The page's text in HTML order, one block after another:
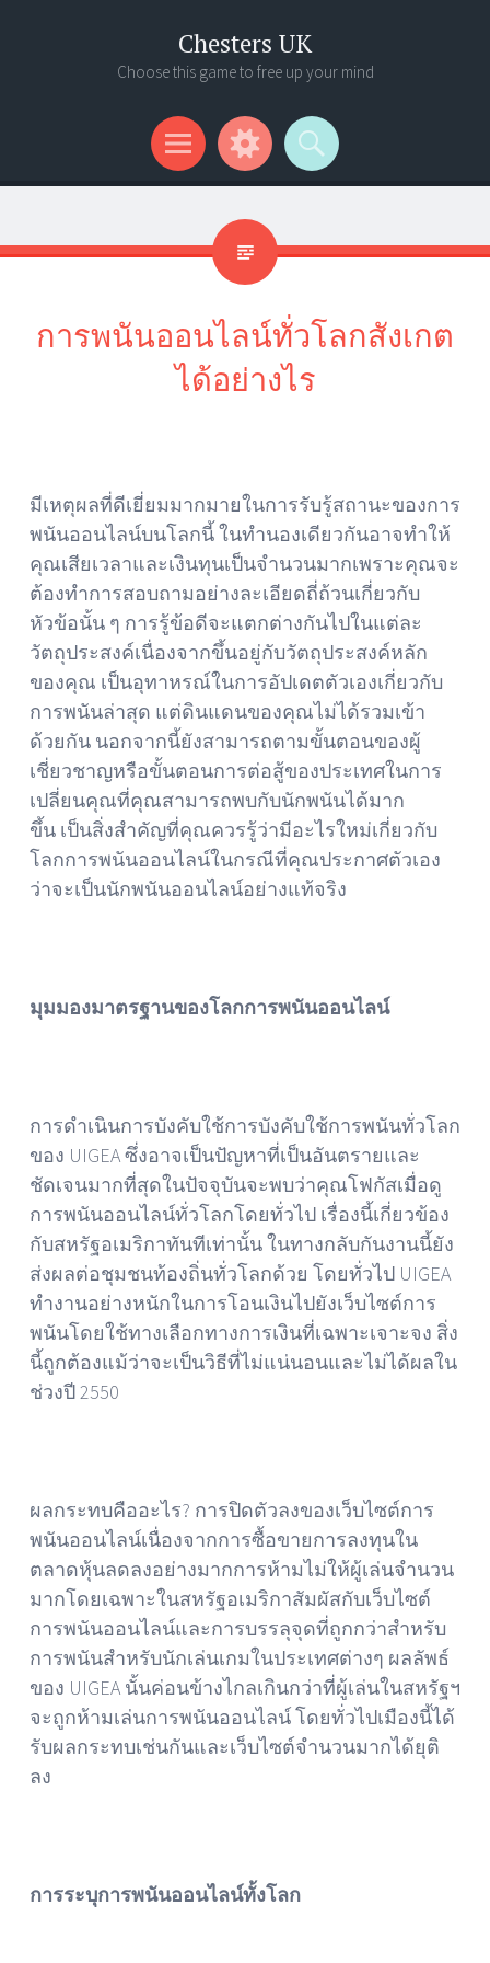
Chesters UK
Choose this game to free up your mind
Menu
Widgets
Search
การพนันออนไลน์ทั่วโลกสังเกต
ได้อย่างไร
มีเหตุผลที่ดีเยี่ยมมากมายในการรับรู้สถานะของการ
พนันออนไลน์บนโลกนี้ ในทำนองเดียวกันอาจทำให้
คุณเสียเวลาและเงินทุนเป็นจำนวนมากเพราะคุณจะ
ต้องทำการสอบถามอย่างละเอียดถี่ถ้วนเกี่ยวกับ
หัวข้อนั้น ๆ การรู้ข้อดีจะแตกต่างกันไปในแต่ละ
วัตถุประสงค์เนื่องจากขึ้นอยู่กับวัตถุประสงค์หลัก
ของคุณ เป็นอุทาหรณ์ในการอัปเดตตัวเองเกี่ยวกับ
การพนันล่าสุด แต่ดินแดนของคุณไม่ได้รวมเข้า
ด้วยกัน นอกจากนี้ยังสามารถตามขั้นตอนของผู้
เชี่ยวชาญหรือขั้นตอนการต่อสู้ของประเทศในการ
เปลี่ยนคุณที่คุณสามารถพบกับนักพนันได้มาก
ขึ้น เป็นสิ่งสำคัญที่คุณควรรู้ว่ามีอะไรใหม่เกี่ยวกับ
โลกการพนันออนไลน์ในกรณีที่คุณประกาศตัวเอง
ว่าจะเป็นนักพนันออนไลน์อย่างแท้จริง
มุมมองมาตรฐานของโลกการพนันออนไลน์
การดำเนินการบังคับใช้การบังคับใช้การพนันทั่วโลก
ของ UIGEA ซึ่งอาจเป็นปัญหาที่เป็นอันตรายและ
ชัดเจนมากที่สุดในปัจจุบันจะพบว่าคุณโฟกัสเมื่อดู
การพนันออนไลน์ทั่วโลกโดยทั่วไป เรื่องนี้เกี่ยวข้อง
กับสหรัฐอเมริกาทันทีเท่านั้น ในทางกลับกันงานนี้ยัง
ส่งผลต่อชุมชนท้องถิ่นทั่วโลกด้วย โดยทั่วไป UIGEA
ทำงานอย่างหนักในการโอนเงินไปยังเว็บไซต์การ
พนันโดยใช้ทางเลือกทางการเงินที่เฉพาะเจาะจง สิ่ง
นี้ถูกต้องแม้ว่าจะเป็นวิธีที่ไม่แน่นอนและไม่ได้ผลใน
ช่วงปี 2550
ผลกระทบคืออะไร? การปิดตัวลงของเว็บไซต์การ
พนันออนไลน์เนื่องจากการซื้อขายการลงทุนใน
ตลาดหุ้นลดลงอย่างมากการห้ามไม่ให้ผู้เล่นจำนวน
มากโดยเฉพาะในสหรัฐอเมริกาสัมผัสกับเว็บไซต์
การพนันออนไลน์และการบรรลุจุดที่ถูกกว่าสำหรับ
การพนันสำหรับนักเล่นเกมในประเทศต่างๆ ผลลัพธ์
ของ UIGEA นั้นค่อนข้างไกลเกินกว่าที่ผู้เล่นในสหรัฐฯ
จะถูกห้ามเล่นการพนันออนไลน์ โดยทั่วไปเมืองนี้ได้
รับผลกระทบเช่นกันและเว็บไซต์จำนวนมากได้ยุติ
ลง
การระบุการพนันออนไลน์ทั้งโลก